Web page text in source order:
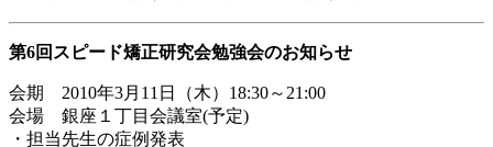
第6回スピード矯正研究会勉強会のお知らせ
会期 2010年3月11日（木）18:30～21:00
会場 銀座１丁目会議室(予定)
・担当先生の症例発表